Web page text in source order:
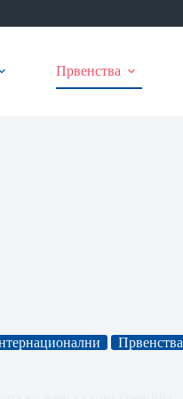
Првенства
Првенства